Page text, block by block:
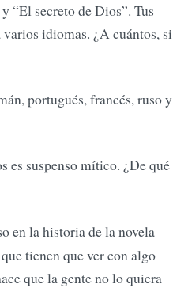
“El secreto de Dios”. Tus
idiomas. ¿A cuántos, si
portugués, francés, ruso y
es suspenso mítico. ¿De qué
en la historia de la novela
tienen que ver con algo
que la gente no lo quiera